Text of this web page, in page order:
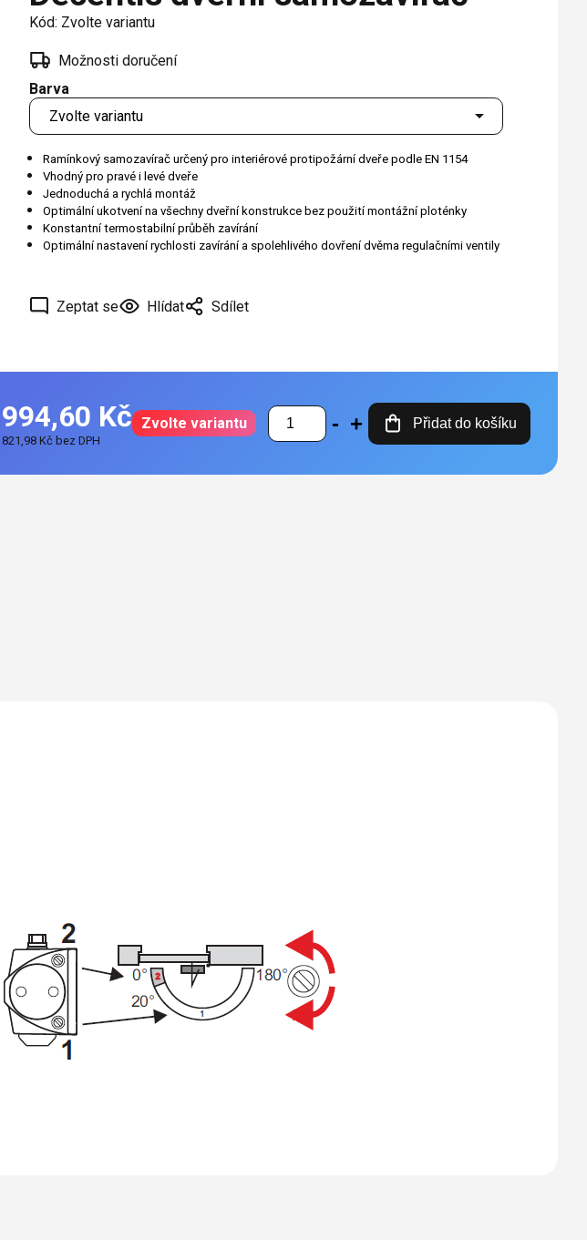
Kód: Zvolte variantu
Barva
Možnosti doručení
Ramínkový samozavírač určený pro interiérové ​​protipožární dveře podle EN 1154
Vhodný pro pravé i levé dveře
Jednoduchá a rychlá montáž
Optimální ukotvení na všechny dveřní konstrukce bez použití montážní ploténky
Konstantní termostabilní průběh zavírání
Optimální nastavení rychlosti zavírání a spolehlivého dovření dvěma regulačními ventily
Zeptat se Hlídat Sdílet
994,60 Kč
821,98 Kč bez DPH
cena:
Zvolte variantu Přidat do košíku